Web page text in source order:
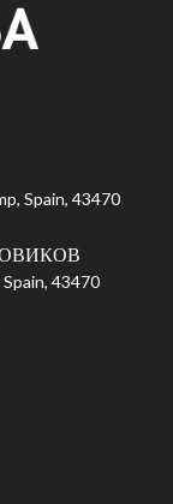
Spain, 43470
43470